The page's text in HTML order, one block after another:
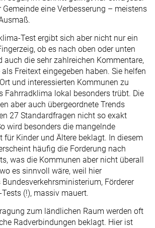
eine Verbesserung – meistens
Test ergibt sich aber nicht nur ein
ob es nach oben oder unten
auch die sehr zahlreichen Kommentare,
Freitext eingegeben haben. Sie helfen
und interessierten Kommunen zu
Fahrradklima lokal besonders trübt. Die
aber auch übergeordnete Trends
27 Standardfragen nicht so exakt
wird besonders die mangelnde
für Kinder und Ältere beklagt. In diesem
häufig die Forderung nach
was die Kommunen aber nicht überall
es sinnvoll wäre, weil hier
Förderer
(!), massiv mauert.
zum ländlichen Raum werden oft
Radverbindungen beklagt. Hier ist